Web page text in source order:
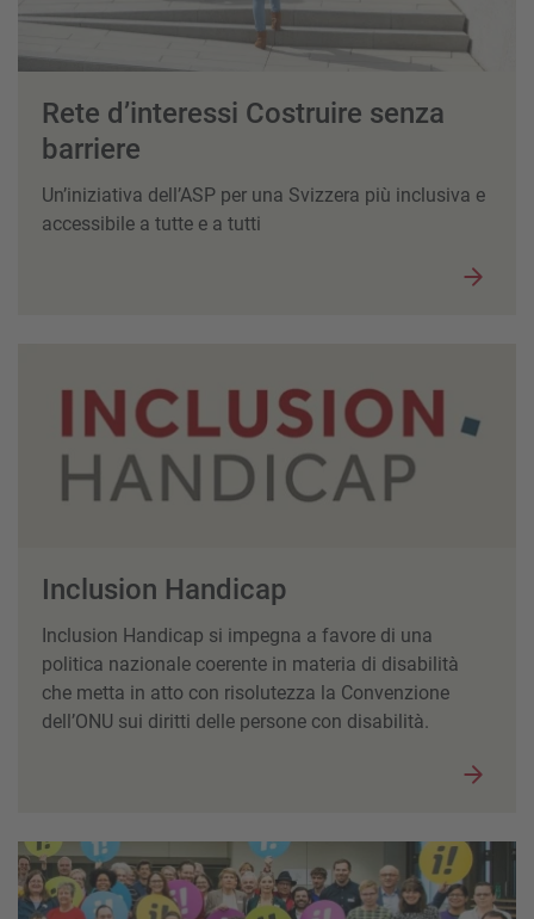
Rete d’interessi Costruire senza
barriere
Un’iniziativa dell’ASP per una Svizzera più inclusiva e
accessibile a tutte e a tutti
Inclusion Handicap
Inclusion Handicap si impegna a favore di una
politica nazionale coerente in materia di disabilità
che metta in atto con risolutezza la Convenzione
dell’ONU sui diritti delle persone con disabilità.